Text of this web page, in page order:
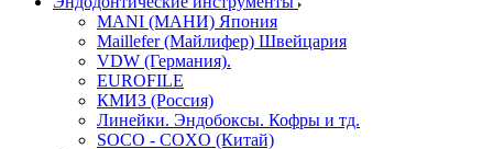
MANI (МАНИ) Япония
Maillefer (Майлифер) Швейцария
VDW (Германия).
EUROFILE
КМИЗ (Россия)
Линейки. Эндобоксы. Кофры и тд.
SOCO - COXO (Китай)